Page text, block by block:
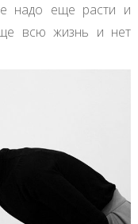
надо еще расти и
всю жизнь и нет